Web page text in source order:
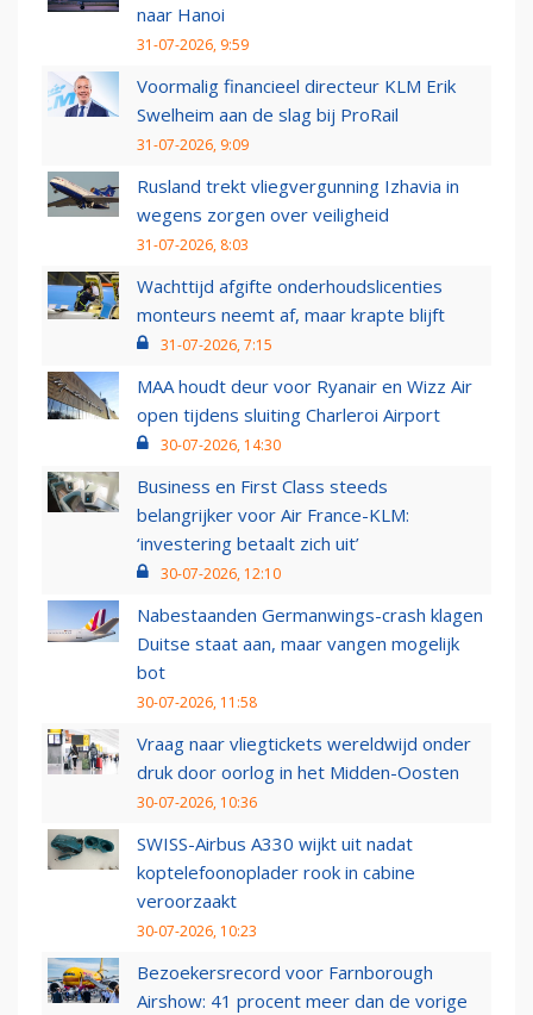
naar Hanoi
31-07-2026, 9:59
Voormalig financieel directeur KLM Erik
Swelheim aan de slag bij ProRail
31-07-2026, 9:09
Rusland trekt vliegvergunning Izhavia in
wegens zorgen over veiligheid
31-07-2026, 8:03
Wachttijd afgifte onderhoudslicenties
monteurs neemt af, maar krapte blijft
31-07-2026, 7:15
MAA houdt deur voor Ryanair en Wizz Air
open tijdens sluiting Charleroi Airport
30-07-2026, 14:30
Business en First Class steeds
belangrijker voor Air France-KLM:
‘investering betaalt zich uit’
30-07-2026, 12:10
Nabestaanden Germanwings-crash klagen
Duitse staat aan, maar vangen mogelijk
bot
30-07-2026, 11:58
Vraag naar vliegtickets wereldwijd onder
druk door oorlog in het Midden-Oosten
30-07-2026, 10:36
SWISS-Airbus A330 wijkt uit nadat
koptelefoonoplader rook in cabine
veroorzaakt
30-07-2026, 10:23
Bezoekersrecord voor Farnborough
Airshow: 41 procent meer dan de vorige